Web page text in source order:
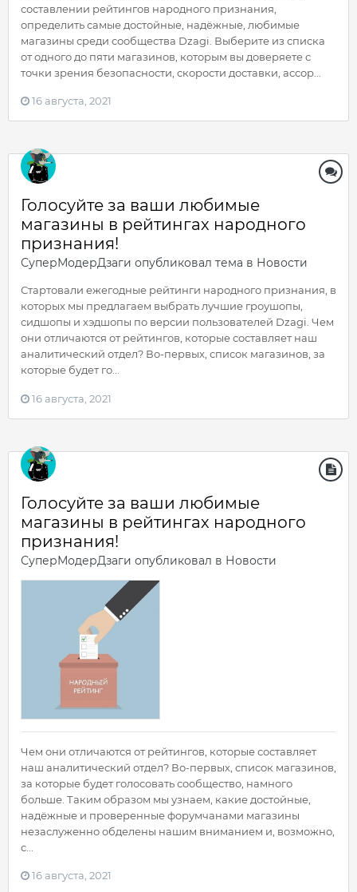
составлении рейтингов народного признания,
определить самые достойные, надёжные, любимые
магазины среди сообщества Dzagi. Выберите из списка
от одного до пяти магазинов, которым вы доверяете с
точки зрения безопасности, скорости доставки, ассор...
16 августа, 2021
Голосуйте за ваши любимые
магазины в рейтингах народного
признания!
СуперМодерДзаги опубликовал тема в Новости
Стартовали ежегодные рейтинги народного признания, в
которых мы предлагаем выбрать лучшие гроушопы,
сидшопы и хэдшопы по версии пользователей Dzagi. Чем
они отличаются от рейтингов, которые составляет наш
аналитический отдел? Во-первых, список магазинов, за
которые будет го...
16 августа, 2021
Голосуйте за ваши любимые
магазины в рейтингах народного
признания!
СуперМодерДзаги опубликовал в Новости
Чем они отличаются от рейтингов, которые составляет
наш аналитический отдел? Во-первых, список магазинов,
за которые будет голосовать сообщество, намного
больше. Таким образом мы узнаем, какие достойные,
надёжные и проверенные форумчанами магазины
незаслуженно обделены нашим вниманием и, возможно,
с...
16 августа, 2021